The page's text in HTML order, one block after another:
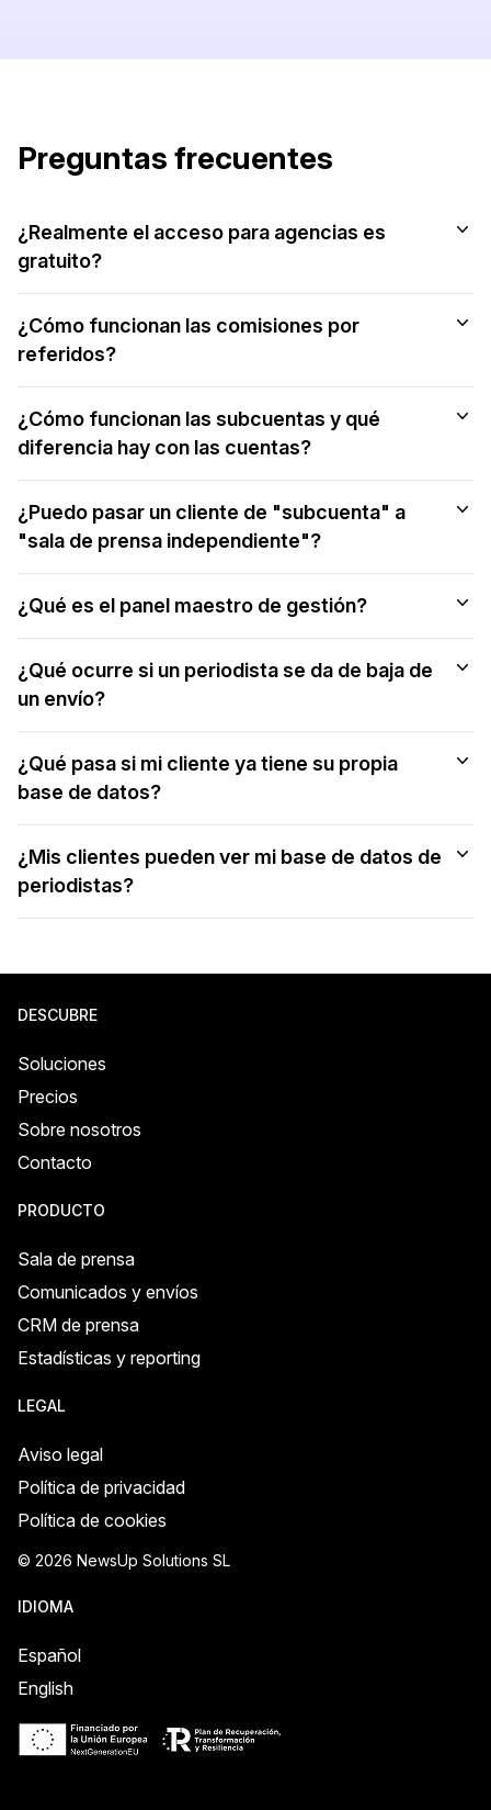
Preguntas frecuentes
¿Realmente el acceso para agencias es
gratuito?
¿Cómo funcionan las comisiones por
referidos?
¿Cómo funcionan las subcuentas y qué
diferencia hay con las cuentas?
¿Puedo pasar un cliente de "subcuenta" a
"sala de prensa independiente"?
¿Qué es el panel maestro de gestión?
¿Qué ocurre si un periodista se da de baja de
un envío?
¿Qué pasa si mi cliente ya tiene su propia
base de datos?
¿Mis clientes pueden ver mi base de datos de
periodistas?
DESCUBRE
Soluciones
Precios
Sobre nosotros
Contacto
PRODUCTO
Sala de prensa
Comunicados y envíos
CRM de prensa
Estadísticas y reporting
LEGAL
Aviso legal
Política de privacidad
Política de cookies
© 2026 NewsUp Solutions SL
IDIOMA
Español
English